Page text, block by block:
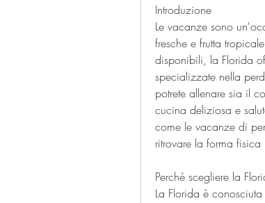
Introduzione
Le vacanze sono
fresche e frutta
disponibili, la Florida
specializzate nella
potrete allenare sia il
cucina deliziosa e
come le vacanze di
ritrovare la forma
Perché scegliere la
La Florida è